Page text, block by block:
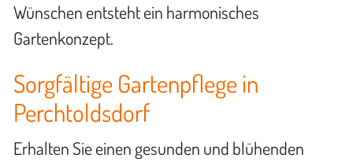
Wünschen entsteht ein harmonisches
Gartenkonzept.
Sorgfältige Gartenpflege in
Perchtoldsdorf
Erhalten Sie einen gesunden und blühenden